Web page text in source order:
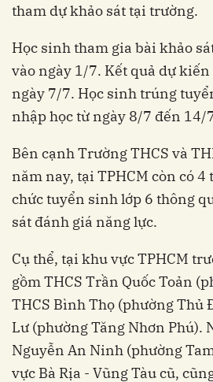
tham dự khảo sát tại trường.
Học sinh tham gia bài khảo
vào ngày 1/7. Kết quả dự kiến
ngày 7/7. Học sinh trúng
nhập học từ ngày 8/7 đến 14/
Bên cạnh Trường THCS và
năm nay, tại TPHCM còn có 4
chức tuyển sinh lớp 6 thông
sát đánh giá năng lực.
Cụ thể, tại khu vực TPHCM
gồm THCS Trần Quốc Toản
THCS Bình Thọ (phường Thủ
Lư (phường Tăng Nhơn Phú).
Nguyễn An Ninh (phường
vực Bà Rịa - Vũng Tàu cũ,